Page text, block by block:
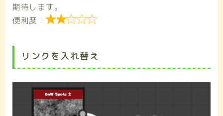
期待します。
便利度： 
リンクを入れ替え